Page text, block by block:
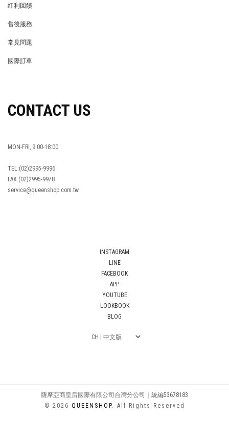
紅利回饋
售後服務
常見問題
國際訂單
CONTACT US
MON-FRI, 9:00-18:00
TEL:(02)2995-9996
FAX:(02)2995-9978
service@queenshop.com.tw
INSTAGRAM
LINE
FACEBOOK
APP
YOUTUBE
LOOKBOOK
BLOG
薩摩亞商皇后國際有限公司台灣分公司｜統編53678183
© 2026 QUEENSHOP. All Rights Reserved